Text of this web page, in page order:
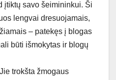
įtiktų savo šeimininkui. Ši
lengvai dresuojamais,
– patekęs į blogas
būti išmokytas ir blogų
Jie trokšta žmogaus